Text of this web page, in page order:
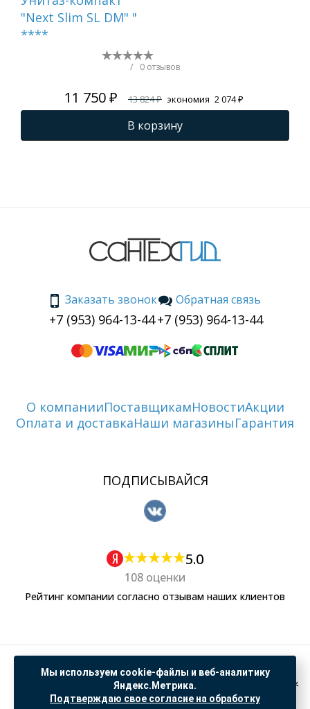
"Next Slim SL DM" "
****
/ 0 отзывов
11 750 ₽ 13 824 ₽ экономия 2 074 ₽
В корзину
Заказать звонок
+7 (953) 964-13-44
Обратная связь
+7 (953) 964-13-44
О компанииПоставщикамНовостиАкции
Оплата и доставкаНаши магазиныГарантия
ПОДПИСЫВАЙСЯ
5.0
108 оценки
Рейтинг компании согласно отзывам наших клиентов
Политика обработки персональных данных
Согласие на обработку данных Яндекс Метрика
"© ООО “САНТЕХГИД”, 2026. Все права защищены. Предложение не является публичной
Мы используем cookie-файлы и веб-аналитику
Яндекс.Метрика.
Подтверждаю свое согласие на обработку